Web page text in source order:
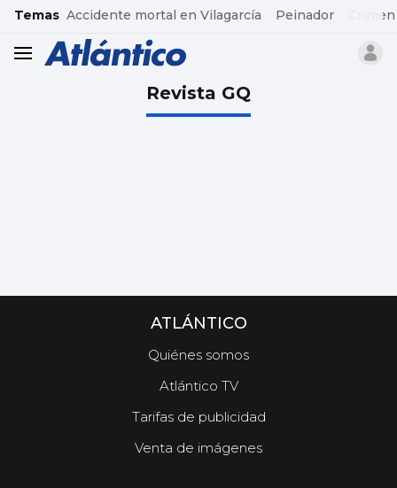
common.go-to-content
Temas Accidente mortal en Vilagarcía Peinador
header.menu.open
Revista GQ
ATLÁNTICO
Quiénes somos
Atlántico TV
Tarifas de publicidad
Venta de imágenes